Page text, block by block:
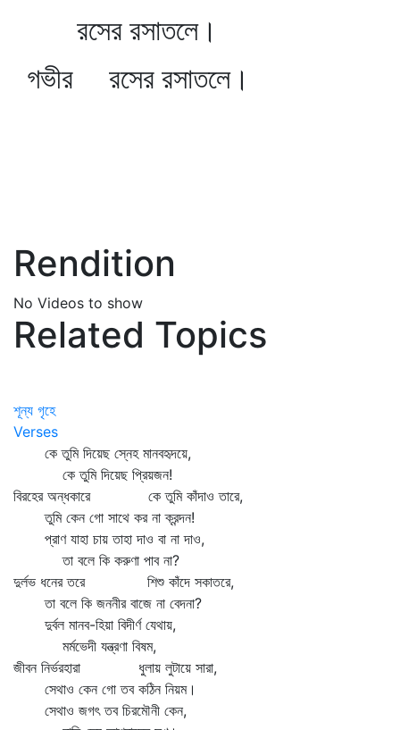
রসের রসাতলে।
গভীর রসের রসাতলে।
Rendition
No Videos to show
Related Topics
শূন্য গৃহে
Verses
কে তুমি দিয়েছ স্নেহ মানবহৃদয়ে,
কে তুমি দিয়েছ প্রিয়জন!
বিরহের অন্ধকারে কে তুমি কাঁদাও তারে,
তুমি কেন গো সাথে কর না ক্রন্দন!
প্রাণ যাহা চায় তাহা দাও বা না দাও,
তা বলে কি করুণা পাব না?
দুর্লভ ধনের তরে শিশু কাঁদে সকাতরে,
তা বলে কি জননীর বাজে না বেদনা?
দুর্বল মানব-হিয়া বিদীর্ণ যেথায়,
মর্মভেদী যন্ত্রণা বিষম,
জীবন নির্ভরহারা ধুলায় লুটায়ে সারা,
সেথাও কেন গো তব কঠিন নিয়ম।
সেথাও জগৎ তব চিরমৌনী কেন,